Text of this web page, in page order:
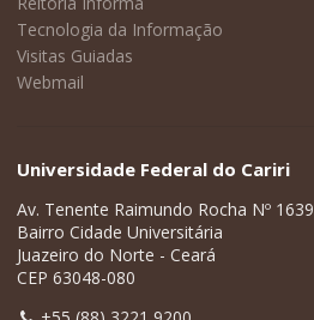
Tecnologia da Informação
Visitas Guiadas
Webmail
Universidade Federal do Cariri
Av. Tenente Raimundo Rocha Nº 1639
Bairro Cidade Universitária
Juazeiro do Norte - Ceará
CEP 63048-080